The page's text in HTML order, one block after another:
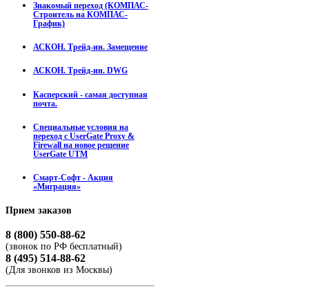
Знакомый переход (КОМПАС-
Строитель на КОМПАС-
График)
АСКОН. Трейд-ин. Замещение
АСКОН. Трейд-ин. DWG
Касперский - самая доступная
почта.
Специальные условия на
переход с UserGate Proxy &
Firewall на новое решение
UserGate UTM
Смарт-Софт - Акция
«Миграция»
Прием заказов
8 (800) 550-88-62
(звонок по РФ бесплатный)
8 (495) 514-88-62
(Для звонков из Москвы)